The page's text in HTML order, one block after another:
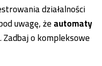
działalności
uwagę, żeautomaty
o kompleksowe